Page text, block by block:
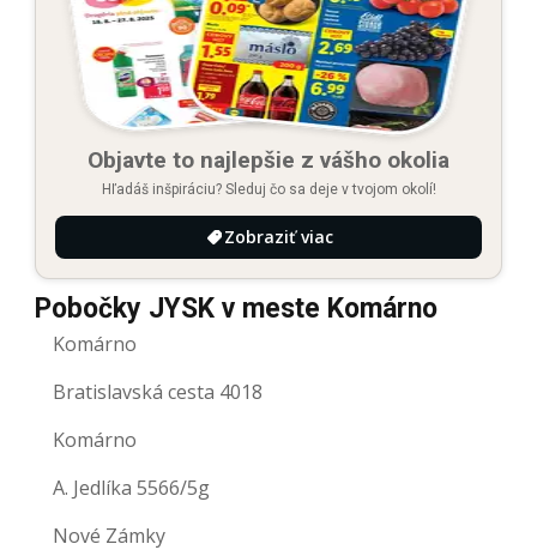
Objavte to najlepšie z vášho okolia
Hľadáš inšpiráciu? Sleduj čo sa deje v tvojom okolí!
Zobraziť viac
Pobočky JYSK v meste Komárno
Komárno
Bratislavská cesta 4018
Komárno
A. Jedlíka 5566/5g
Nové Zámky